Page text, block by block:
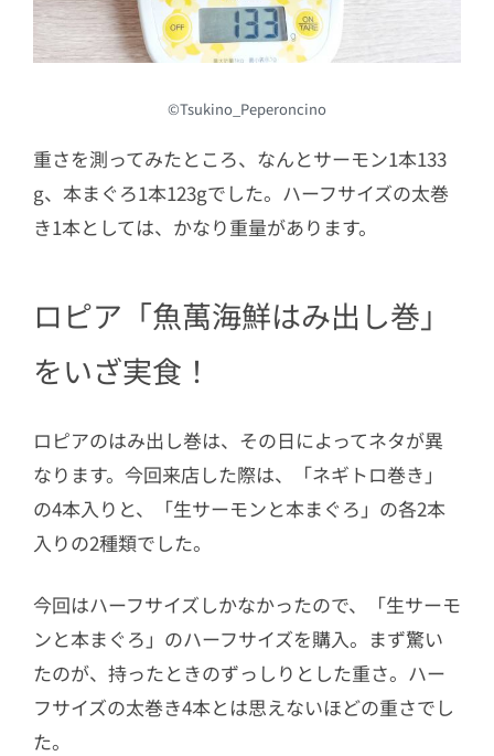
©Tsukino_Peperoncino
重さを測ってみたところ、なんとサーモン1本133
g、本まぐろ1本123gでした。ハーフサイズの太巻
き1本としては、かなり重量があります。
ロピア「魚萬海鮮はみ出し巻」
をいざ実食！
ロピアのはみ出し巻は、その日によってネタが異
なります。今回来店した際は、「ネギトロ巻き」
の4本入りと、「生サーモンと本まぐろ」の各2本
入りの2種類でした。
今回はハーフサイズしかなかったので、「生サーモ
ンと本まぐろ」のハーフサイズを購入。まず驚い
たのが、持ったときのずっしりとした重さ。ハー
フサイズの太巻き4本とは思えないほどの重さでし
た。